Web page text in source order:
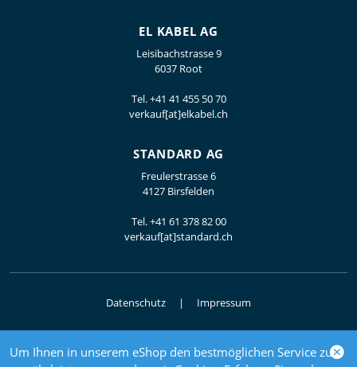
Um Ihnen in unserem eShop den bestmöglichen Service zu
EL KABEL AG
Leisibachstrasse 9
6037 Root
Tel.+41 41 455 50 70
verkauf[at]elkabel.ch
STANDARD AG
Freulerstrasse 6
4127 Birsfelden
Tel.+41 61 378 82 00
verkauf[at]standard.ch
Datenschutz Impressum
© 2026 Elektrogrosshandel